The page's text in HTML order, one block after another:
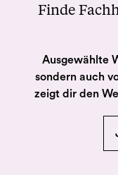
Finde
Ausgewählte
sondern auch
zeigt dir den